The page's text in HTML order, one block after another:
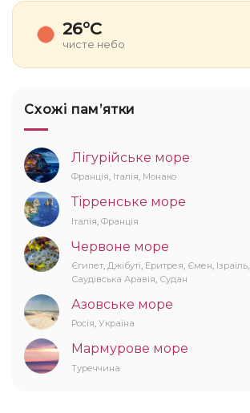
26°C
чисте небо
Схожі памʼятки
Лігурійське море
Франція, Італія, Монако
Тірренське море
Італія Франція
Червоне море
Єгипет, Джібуті, Еритрея, Ємен, Ізраїль,
Саудівська Аравія, Судан
Азовське море
Росія, Україна
Мармурове море
Туреччина